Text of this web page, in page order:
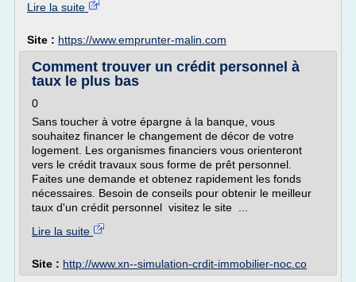
Lire la suite
Site : https://www.emprunter-malin.com
Comment trouver un crédit personnel à
taux le plus bas
0
Sans toucher à votre épargne à la banque, vous
souhaitez financer le changement de décor de votre
logement. Les organismes financiers vous orienteront
vers le crédit travaux sous forme de prêt personnel.
Faites une demande et obtenez rapidement les fonds
nécessaires. Besoin de conseils pour obtenir le meilleur
taux d'un crédit personnel visitez le site ...
Lire la suite
Site : http://www.xn--simulation-crdit-immobilier-noc.co